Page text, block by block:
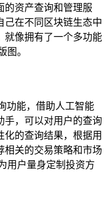
的资产查询和管理服
己在不同区块链生态中
就像拥有了一个多功能
图。
功能，借助人工智能
手，可以对用户的查询
化的查询结果，根据用
相关的交易策略和市场
用户量身定制投资方